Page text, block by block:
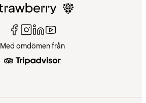
Med omdömen från